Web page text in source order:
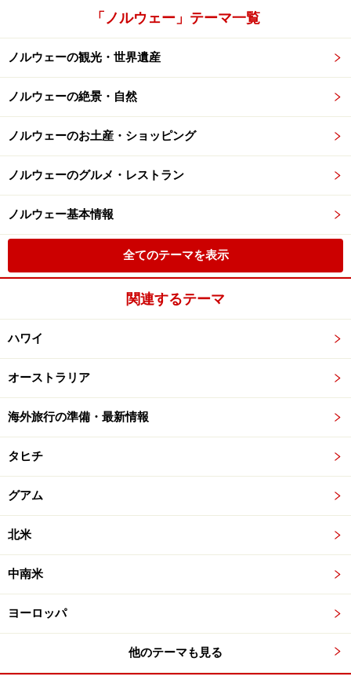
「ノルウェー」テーマ一覧
ノルウェーの観光・世界遺産
ノルウェーの絶景・自然
ノルウェーのお土産・ショッピング
ノルウェーのグルメ・レストラン
ノルウェー基本情報
全てのテーマを表示
関連するテーマ
ハワイ
オーストラリア
海外旅行の準備・最新情報
タヒチ
グアム
北米
中南米
ヨーロッパ
他のテーマも見る